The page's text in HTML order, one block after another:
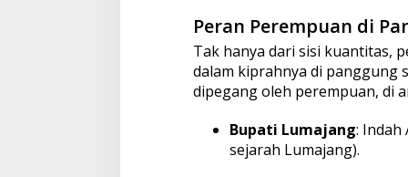
Peran Perempuan di
Tak hanya dari sisi kuantitas,
dalam kiprahnya di panggung
dipegang oleh perempuan, di
Bupati Lumajang: Indah
sejarah Lumajang).